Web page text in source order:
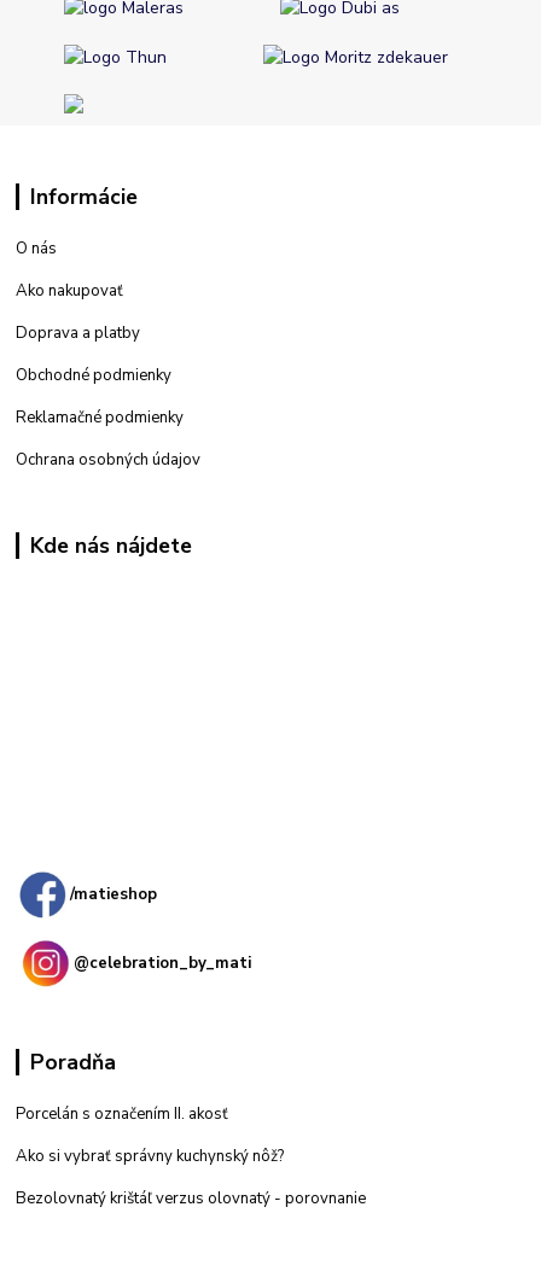
Informácie
O nás
Ako nakupovať
Doprava a platby
Obchodné podmienky
Reklamačné podmienky
Ochrana osobných údajov
Kde nás nájdete
/matieshop
@celebration_by_mati
Poradňa
Porcelán s označením II. akosť
Ako si vybrať správny kuchynský nôž?
Bezolovnatý krištáľ verzus olovnatý - porovnanie